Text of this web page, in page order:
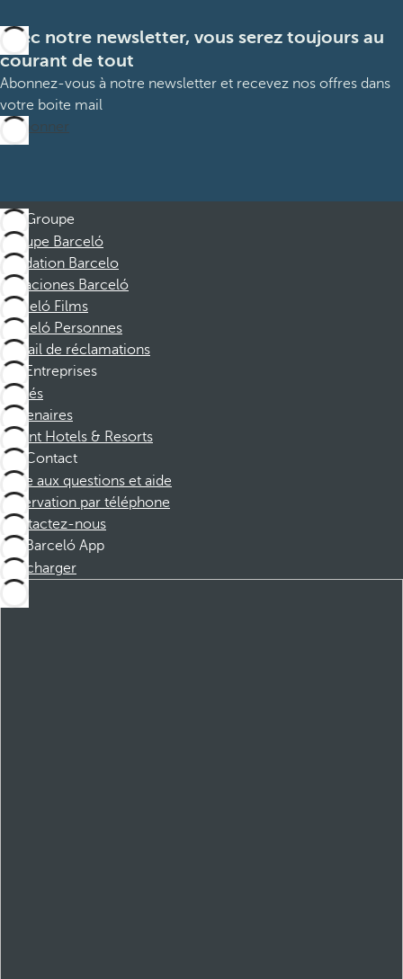
Avec notre newsletter, vous serez toujours au
courant de tout
Abonnez-vous à notre newsletter et recevez nos offres dans
votre boite mail
M’abonner
Groupe
Groupe Barceló
Fondation Barcelo
Vacaciones Barceló
Barceló Films
Barceló Personnes
Portail de réclamations
Entreprises
Affiliés
Partenaires
Dorint Hotels & Resorts
Contact
Foire aux questions et aide
Réservation par téléphone
Contactez-nous
Barceló App
Télécharger